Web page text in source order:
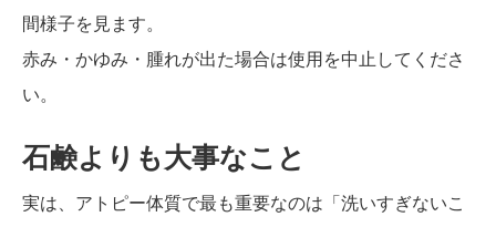
間様子を見ます。
赤み・かゆみ・腫れが出た場合は使用を中止してくださ
い。
石鹸よりも大事なこと
実は、アトピー体質で最も重要なのは「洗いすぎないこ